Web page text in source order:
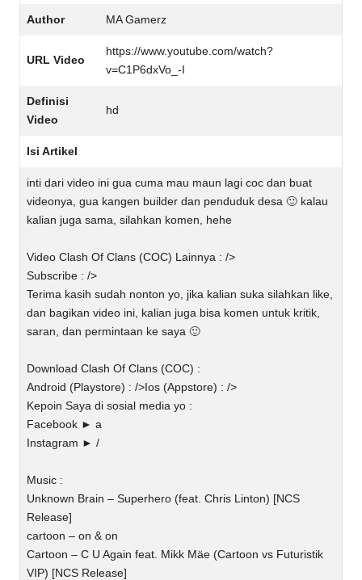
Author MA Gamerz
URL Video
https://www.youtube.com/watch?
v=C1P6dxVo_-I
Definisi
Video
hd
Isi Artikel
inti dari video ini gua cuma mau maun lagi coc dan buat
videonya, gua kangen builder dan penduduk desa 🙂 kalau
kalian juga sama, silahkan komen, hehe
Video Clash Of Clans (COC) Lainnya : />
Subscribe : />
Terima kasih sudah nonton yo, jika kalian suka silahkan like,
dan bagikan video ini, kalian juga bisa komen untuk kritik,
saran, dan permintaan ke saya 🙂
Download Clash Of Clans (COC) :
Android (Playstore) : />Ios (Appstore) : />
Kepoin Saya di sosial media yo :
Facebook ► a
Instagram ► /
Music :
Unknown Brain – Superhero (feat. Chris Linton) [NCS
Release]
cartoon – on & on
Cartoon – C U Again feat. Mikk Mäe (Cartoon vs Futuristik
VIP) [NCS Release]